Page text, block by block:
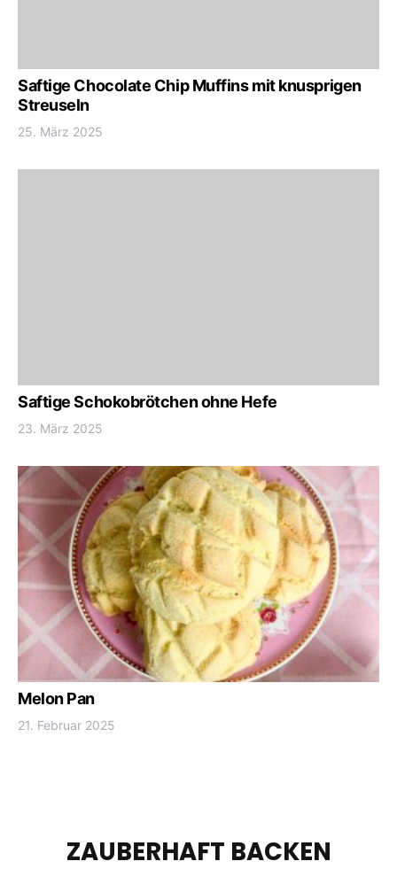
Saftige Chocolate Chip Muffins mit knusprigen
Streuseln
25. März 2025
Saftige Schokobrötchen ohne Hefe
23. März 2025
Melon Pan
21. Februar 2025
ZAUBERHAFT BACKEN